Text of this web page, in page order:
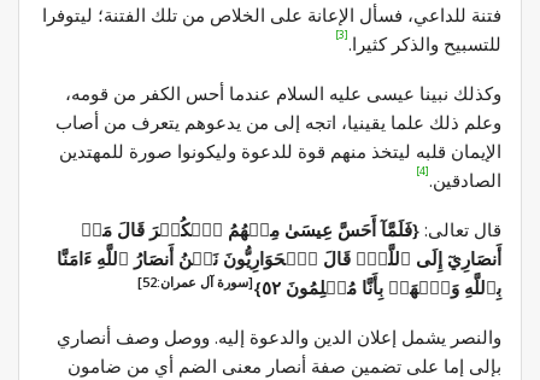
فتنة للداعي، فسأل الإعانة على الخلاص من تلك الفتنة؛ ليتوفرا
للتسبيح والذكر كثيرا.[3]
وكذلك نبينا عيسى عليه السلام عندما أحس الكفر من قومه،
وعلم ذلك علما يقينيا، اتجه إلى من يدعوهم يتعرف من أصاب
الإيمان قلبه ليتخذ منهم قوة للدعوة وليكونوا صورة للمهتدين
الصادقين.[4]
قال تعالى: {فَلَمَّآ أَحَسَّ عِيسَىٰ مِنۡهُمُ ٱلۡكُفۡرَ قَالَ مَنۡ
أَنصَارِيٓ إِلَى ٱللَّهِۖ قَالَ ٱلۡحَوَارِيُّونَ نَحۡنُ أَنصَارُ ٱللَّهِ ءَامَنَّا
بِٱللَّهِ وَٱشۡهَدۡ بِأَنَّا مُسۡلِمُونَ ٥٢}
[سورة آل عمران:52]
والنصر يشمل إعلان الدين والدعوة إليه. ووصل وصف أنصاري
بإلى إما على تضمين صفة أنصار معنى الضم أي من ضامون